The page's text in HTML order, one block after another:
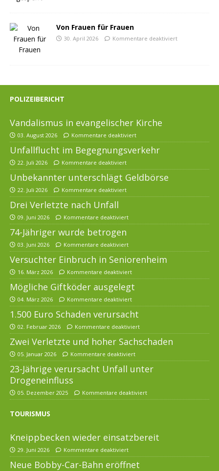
Von Frauen für Frauen
30. April 2026 Kommentare deaktiviert
POLIZEIBERICHT
Vandalismus in evangelischer Kirche
03. August 2026 Kommentare deaktiviert
Unfallflucht im Begegnungsverkehr
22. Juli 2026 Kommentare deaktiviert
Unbekannter unterschlägt Geldbörse
22. Juli 2026 Kommentare deaktiviert
Drei Verletzte nach Unfall
09. Juni 2026 Kommentare deaktiviert
74-Jähriger wurde betrogen
03. Juni 2026 Kommentare deaktiviert
Versuchter Einbruch in Seniorenheim
16. März 2026 Kommentare deaktiviert
Mögliche Giftköder ausgelegt
04. März 2026 Kommentare deaktiviert
1.500 Euro Schaden verursacht
02. Februar 2026 Kommentare deaktiviert
Zwei Verletzte und hoher Sachschaden
05. Januar 2026 Kommentare deaktiviert
23-Jährige verursacht Unfall unter
Drogeneinfluss
05. Dezember 2025 Kommentare deaktiviert
TOURISMUS
Kneippbecken wieder einsatzbereit
29. Juni 2026 Kommentare deaktiviert
Neue Bobby-Car-Bahn eröffnet